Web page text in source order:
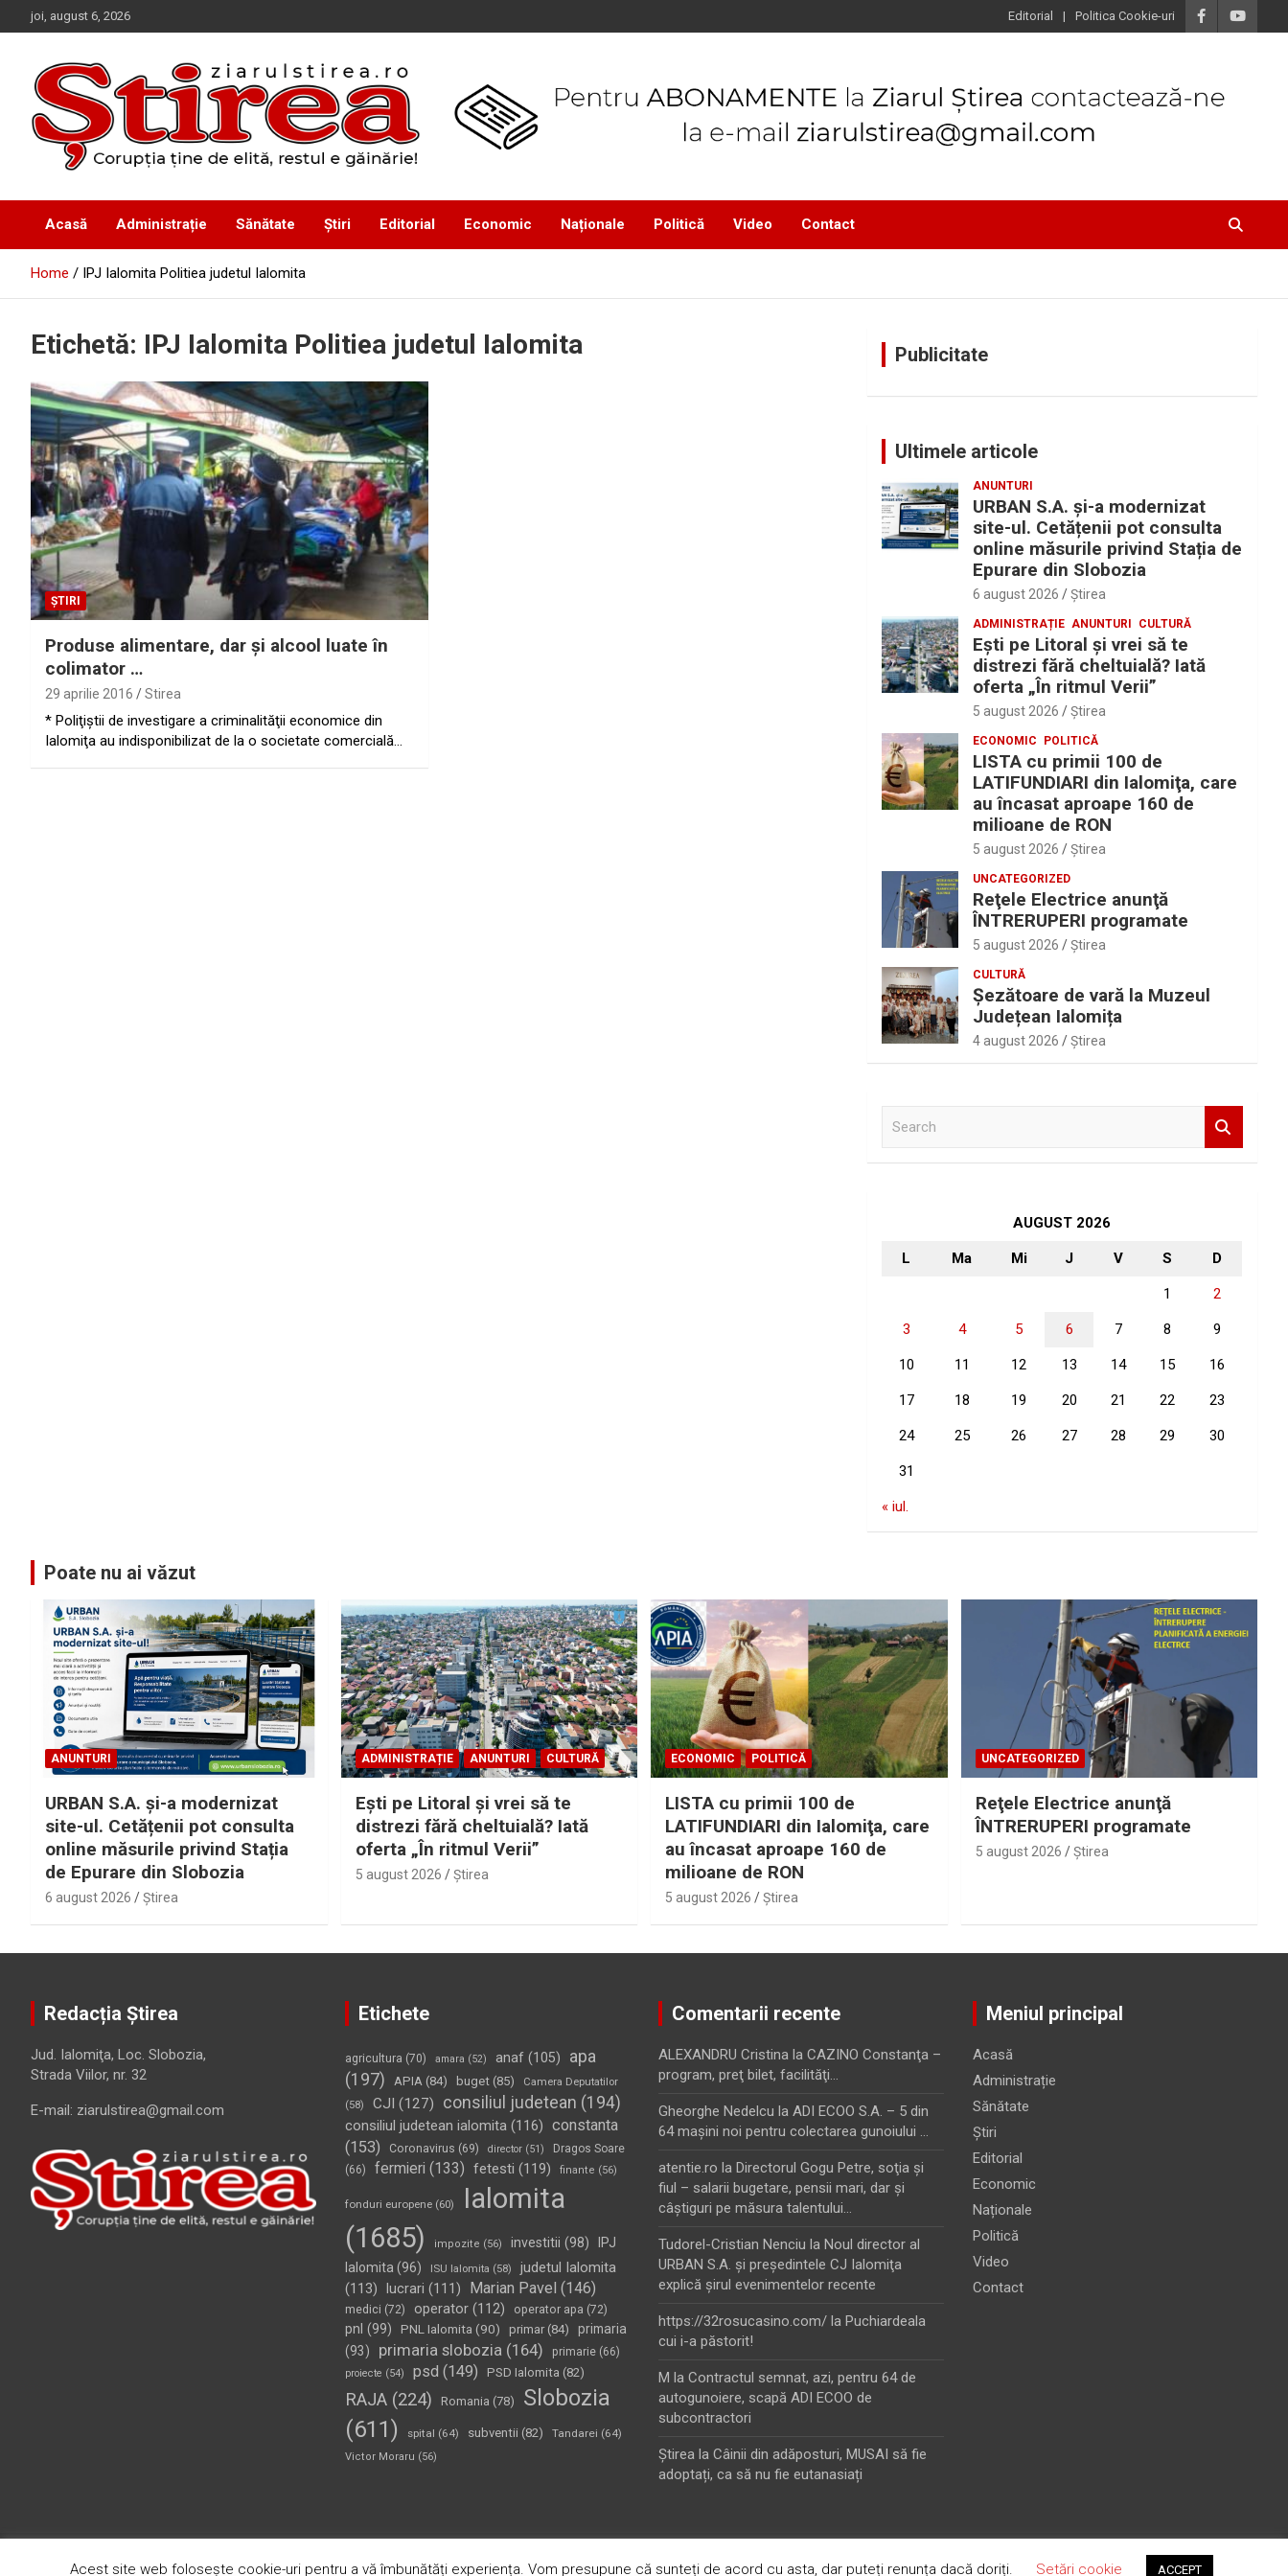
to
joi, august 6, 2026 Editorial Politica Cookie-uri
Ziarul Știrea
Acasă Administrație Sănătate Știri Editorial Economic Naționale Politică Video Contact
Home IPJ Ialomita Politiea judetul Ialomita
Etichetă: IPJ Ialomita Politiea judetul Ialomita
ȘTIRI
Produse alimentare, dar şi alcool luate în
colimator …
29 aprilie 2016 Stirea
* Poliţiştii de investigare a criminalităţii economice din
Ialomiţa au indisponibilizat de la o societate comercială…
Publicitate
Ultimele articole
ANUNTURI
URBAN S.A. și-a modernizat
site-ul. Cetățenii pot consulta
online măsurile privind Stația de
Epurare din Slobozia
6 august 2026 Ştirea
ADMINISTRAȚIE ANUNTURI CULTURĂ
Eşti pe Litoral şi vrei să te
distrezi fără cheltuială? Iată
oferta „În ritmul Verii”
5 august 2026 Ştirea
ECONOMIC POLITICĂ
LISTA cu primii 100 de
LATIFUNDIARI din Ialomiţa, care
au încasat aproape 160 de
milioane de RON
5 august 2026 Ştirea
UNCATEGORIZED
Reţele Electrice anunţă
ÎNTRERUPERI programate
5 august 2026 Ştirea
CULTURĂ
Șezătoare de vară la Muzeul
Județean Ialomița
4 august 2026 Ştirea
AUGUST 2026
L Ma Mi J V S D
1 2
3 4 5 6 7 8 9
10 11 12 13 14 15 16
17 18 19 20 21 22 23
24 25 26 27 28 29 30
31
« iul.
Poate nu ai văzut
ANUNTURI
URBAN S.A. și-a modernizat
site-ul. Cetățenii pot consulta
online măsurile privind Stația
de Epurare din Slobozia
6 august 2026 Ştirea
ADMINISTRAȚIE ANUNTURI CULTURĂ
Eşti pe Litoral şi vrei să te
distrezi fără cheltuială? Iată
oferta „În ritmul Verii”
5 august 2026 Ştirea
ECONOMIC POLITICĂ
LISTA cu primii 100 de
LATIFUNDIARI din Ialomiţa, care
au încasat aproape 160 de
milioane de RON
5 august 2026 Ştirea
UNCATEGORIZED
Reţele Electrice anunţă
ÎNTRERUPERI programate
5 august 2026 Ştirea
Redacția Știrea
Jud. Ialomiţa, Loc. Slobozia,
Strada Viilor, nr. 32
E-mail: ziarulstirea@gmail.com
Etichete
agricultura (70) amara (52) anaf(105)
apa
(197)
APIA(84) buget(85)
Camera Deputatilor
(58)
CJI (127) consiliul judetean (194)
consiliul judetean ialomita(116) constanta
(153)
Coronavirus (69) director(51)
Dragos Soare
(66)
fermieri (133) fetesti (119) finante (56)
fonduri europene(60)
Ialomita
(1685)
impozite (56) investitii (98)
IPJ
Ialomita (96) ISU Ialomita (58)
judetul Ialomita
(113) lucrari (111) Marian Pavel (146)
medici (72) operator(112) operator apa (72)
pnl (99) PNL Ialomita (90) primar(84)
primaria
(93)
primaria slobozia(164) primarie(66)
proiecte (54) psd (149) PSD Ialomita (82)
RAJA(224) Romania (78)
Slobozia
(611)
spital (64) subventii (82) Tandarei (64)
Victor Moraru (56)
Comentarii recente
ALEXANDRU Cristina la CAZINO Constanţa –
program, preţ bilet, facilităţi…
Gheorghe Nedelcu la ADI ECOO S.A. – 5 din
64 maşini noi pentru colectarea gunoiului …
atentie.ro la Directorul Gogu Petre, soţia şi
fiul – salarii bugetare, pensii mari, dar şi
câştiguri pe măsura talentului…
Tudorel-Cristian Nenciu la Noul director al
URBAN S.A. şi preşedintele CJ Ialomiţa
explică şirul evenimentelor recente
https://32rosucasino.com/ la Puchiardeala
cui i-a păstorit!
M la Contractul semnat, azi, pentru 64 de
autogunoiere, scapă ADI ECOO de
subcontractori
Ştirea la Câinii din adăposturi, MUSAI să fie
adoptați, ca să nu fie eutanasiați
Meniul principal
Acasă
Administrație
Sănătate
Știri
Editorial
Economic
Naționale
Politică
Video
Contact
Copyright © 2026Ziarul Știrea Theme by:Theme Horse Proudly Powered by:WordPress
Acest site web folosește cookie-uri pentru a vă îmbunătăți experiența. Vom presupune că sunteți de acord cu asta, dar puteți renunța dacă doriți. Setări cookie ACCEPT